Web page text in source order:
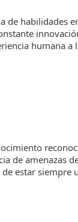
de habilidades
humana a
de amenazas
estar siempre